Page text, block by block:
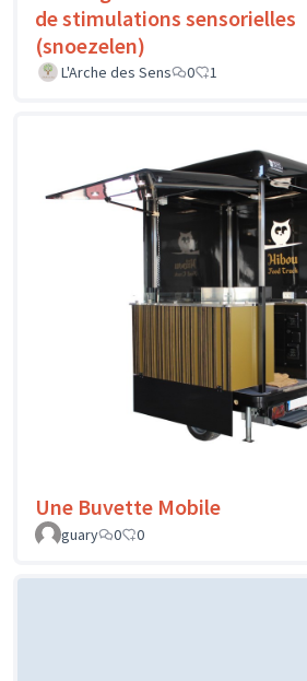
de stimulations sensorielles
(snoezelen)
L'Arche des Sens 0 1
Une Buvette Mobile
guary
0 0